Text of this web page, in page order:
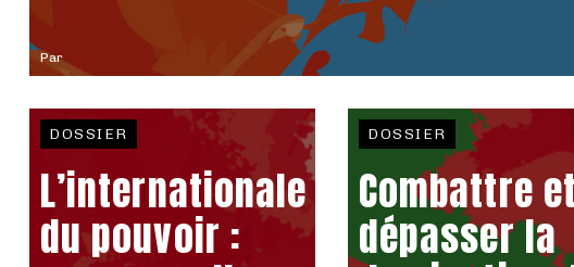
Par
DOSSIER
L’internationale
du pouvoir :
DOSSIER
Combattre
dépasser la